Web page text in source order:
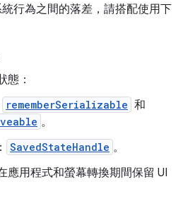
行為之間的落差，請搭配使用下
態：
rememberSerializable 和
。
SavedStateHandle 。
應用程式和螢幕轉換期間保留 UI